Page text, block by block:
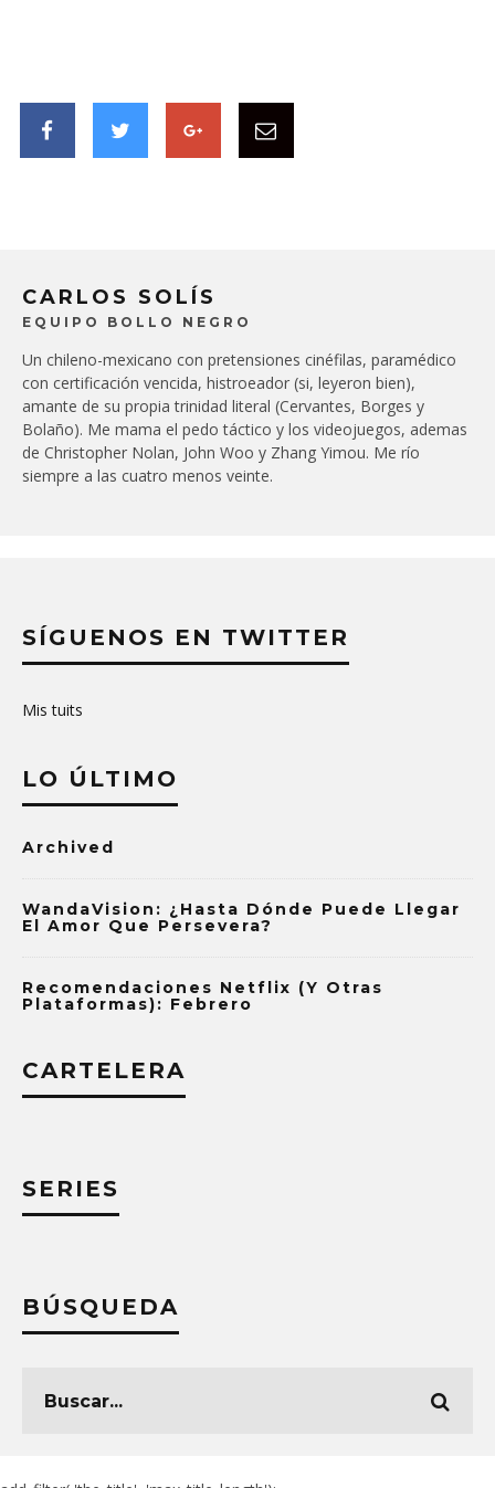
CARLOS SOLÍS
EQUIPO BOLLO NEGRO
Un chileno-mexicano con pretensiones cinéfilas, paramédico
con certificación vencida, histroeador (si, leyeron bien),
amante de su propia trinidad literal (Cervantes, Borges y
Bolaño). Me mama el pedo táctico y los videojuegos, ademas
de Christopher Nolan, John Woo y Zhang Yimou. Me río
siempre a las cuatro menos veinte.
SÍGUENOS EN TWITTER
Mis tuits
LO ÚLTIMO
Archived
WandaVision: ¿Hasta Dónde Puede Llegar
El Amor Que Persevera?
Recomendaciones Netflix (y Otras
Plataformas): Febrero
CARTELERA
SERIES
BÚSQUEDA